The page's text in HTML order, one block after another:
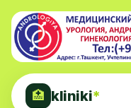
🏥 kliniki*